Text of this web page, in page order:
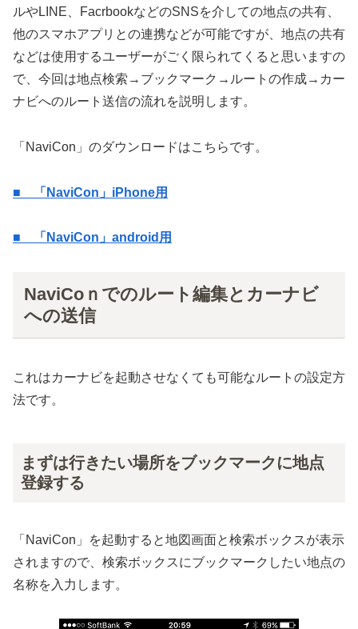
ルやLINE、FacrbookなどのSNSを介しての地点の共有、
他のスマホアプリとの連携などが可能ですが、地点の共有
などは使用するユーザーがごく限られてくると思いますの
で、今回は地点検索→ブックマーク→ルートの作成→カー
ナビへのルート送信の流れを説明します。
「NaviCon」のダウンロードはこちらです。
■ 「NaviCon」iPhone用
■ 「NaviCon」android用
NaviCoｎでのルート編集とカーナビ
への送信
これはカーナビを起動させなくても可能なルートの設定方
法です。
まずは行きたい場所をブックマークに地点
登録する
「NaviCon」を起動すると地図画面と検索ボックスが表示
されますので、検索ボックスにブックマークしたい地点の
名称を入力します。